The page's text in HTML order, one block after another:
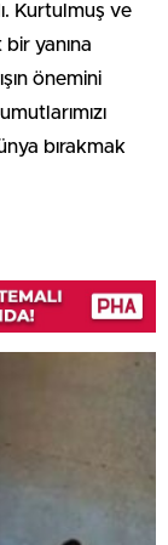
Kurtulmuş ve
yanına
önemini
bırakmak